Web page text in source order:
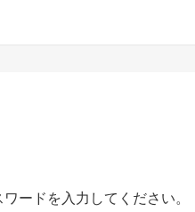
ードを入力してください。